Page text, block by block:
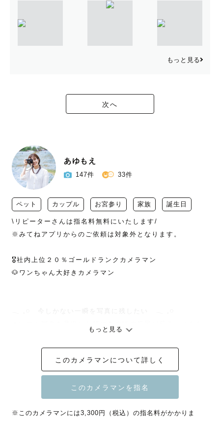
もっと見る
次へ
あゆもえ
147件 33件
ペット カップル お宮参り 家族 誕生日
\リピーターさんは指名料無料にいたします/
※みてねアプリからのご依頼は対象外となります。
🎖社内上位２０％ゴールドランクカメラマン
🐶ワンちゃん大好きカメラマン
𓂃 𓈒𓏸　今しかない一瞬を写真に残したい　𓂃 𓈒𓏸
カメラ目線のきめた写真だけでなく、普段の皆さんの様子
「ありのまま」を残すことを心がけています。
もちろんこんな写真が撮りたい！には必ずお応えします！
撮影の時間も素敵な思い出になるように一緒に楽しみまし
ょう🌷
もっと見る
このカメラマンについて詳しく
※このカメラマンには3,300円（税込）の指名料がかかりま